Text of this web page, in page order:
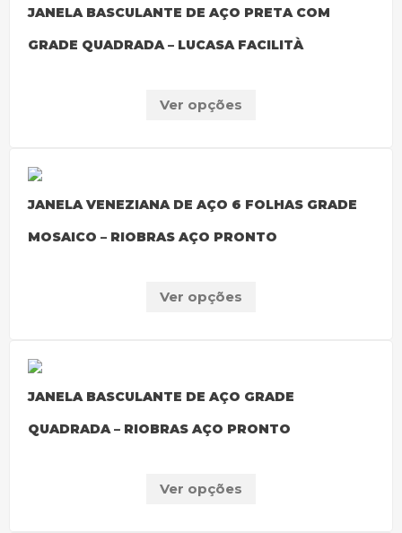
JANELA BASCULANTE DE AÇO PRETA COM
GRADE QUADRADA – LUCASA FACILITÀ
Ver opções
JANELA VENEZIANA DE AÇO 6 FOLHAS GRADE
MOSAICO – RIOBRAS AÇO PRONTO
Ver opções
JANELA BASCULANTE DE AÇO GRADE
QUADRADA – RIOBRAS AÇO PRONTO
Ver opções